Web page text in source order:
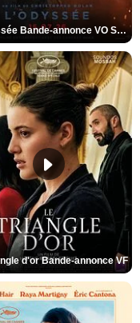
L'Odyssée Bande-annonce VO STFR
d'or Bande-annonce VF